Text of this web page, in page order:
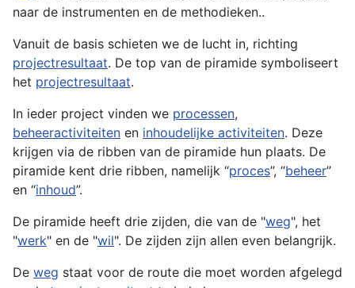
naar de instrumenten en de methodieken..
Vanuit de basis schieten we de lucht in, richting
projectresultaat. De top van de piramide symboliseert
het projectresultaat.
In ieder project vinden we processen,
beheeractiviteiten en inhoudelijke activiteiten. Deze
krijgen via de ribben van de piramide hun plaats. De
piramide kent drie ribben, namelijk “proces”, “beheer”
en “inhoud”.
De piramide heeft drie zijden, die van de "weg", het
"werk" en de "wil". De zijden zijn allen even belangrijk.
De weg staat voor de route die moet worden afgelegd